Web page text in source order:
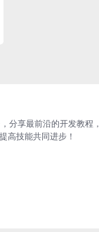
分享最前沿的开发教程，
高技能共同进步！